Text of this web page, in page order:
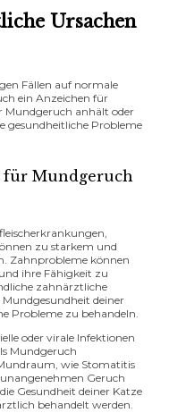
Ursachen
Fällen auf normale
ein Anzeichen für
Mundgeruch anhält oder
gesundheitliche Probleme
für Mundgeruch
zu starkem und
Zahnprobleme können
ihre Fähigkeit zu
zahnärztliche
deiner
Probleme zu behandeln.
oder virale Infektionen
Mundgeruch
wie Stomatitis
Geruch
Gesundheit deiner Katze
behandelt werden.